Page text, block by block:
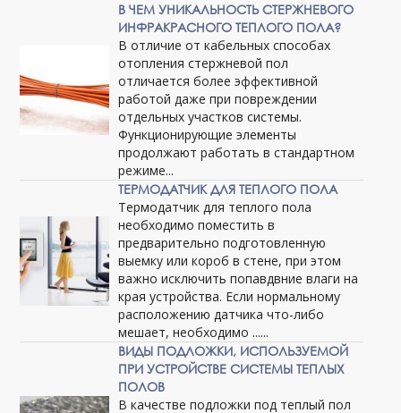
В ЧЕМ УНИКАЛЬНОСТЬ СТЕРЖНЕВОГО
ИНФРАКРАСНОГО ТЕПЛОГО ПОЛА?
В отличие от кабельных способах
отопления стержневой пол
отличается более эффективной
работой даже при повреждении
отдельных участков системы.
Функционирующие элементы
продолжают работать в стандартном
режиме...
ТЕРМОДАТЧИК ДЛЯ ТЕПЛОГО ПОЛА
Термодатчик для теплого пола
необходимо поместить в
предварительно подготовленную
выемку или короб в стене, при этом
важно исключить попавдвние влаги на
края устройства. Если нормальному
расположению датчика что-либо
мешает, необходимо ......
ВИДЫ ПОДЛОЖКИ, ИСПОЛЬЗУЕМОЙ
ПРИ УСТРОЙСТВЕ СИСТЕМЫ ТЕПЛЫХ
ПОЛОВ
В качестве подложки под теплый пол